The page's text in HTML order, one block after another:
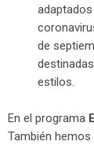
de
estilos.
En el programa
También